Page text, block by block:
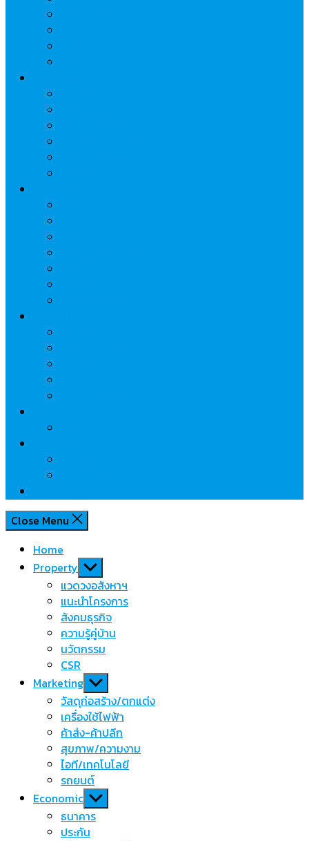
Close Menu
Home
Property Show
sub
menu
แวดวงอสังหาฯ
แนะนำโครงการ
สังคมธุรกิจ
ความรู้คู่บ้าน
นวัตกรรม
CSR
Marketing Show
sub
menu
วัสดุก่อสร้าง/ตกแต่ง
เครื่องใช้ไฟฟ้า
ค้าส่ง-ค้าปลีก
สุขภาพ/ความงาม
ไอที/เทคโนโลยี
รถยนต์
Economic Show
sub
menu
ธนาคาร
ประกัน